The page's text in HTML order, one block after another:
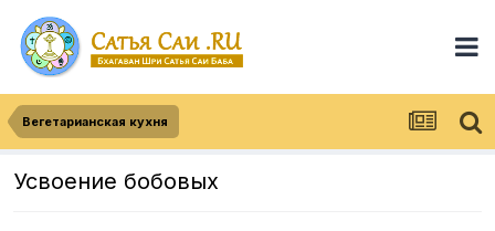
Вегетарианская кухня
Усвоение бобовых